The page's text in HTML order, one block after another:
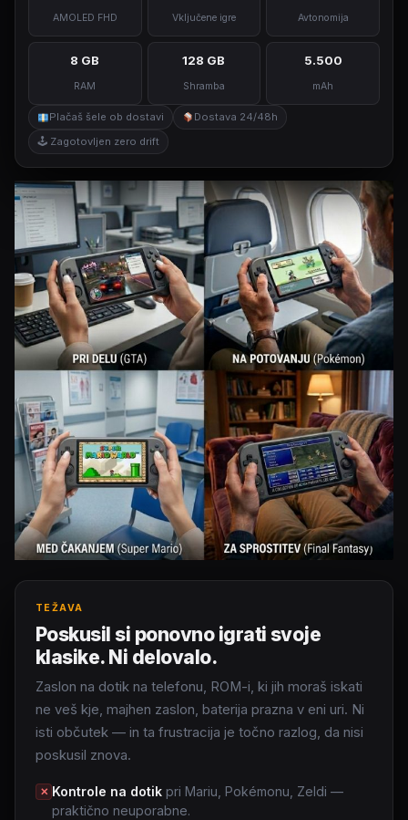
AMOLED FHD Vključene igre Avtonomija
8 GB
RAM
128 GB
Shramba
5.500
mAh
Plačaš šele ob dostavi
Dostava 24/48h
🕹 Zagotovljen zero drift
TEŽAVA
Poskusil si ponovno igrati svoje
klasike. Ni delovalo.
Zaslon na dotik na telefonu, ROM-i, ki jih moraš iskati
ne veš kje, majhen zaslon, baterija prazna v eni uri. Ni
isti občutek — in ta frustracija je točno razlog, da nisi
poskusil znova.
✕ Kontrole na dotik pri Mariu, Pokémonu, Zeldi —
praktično neuporabne.